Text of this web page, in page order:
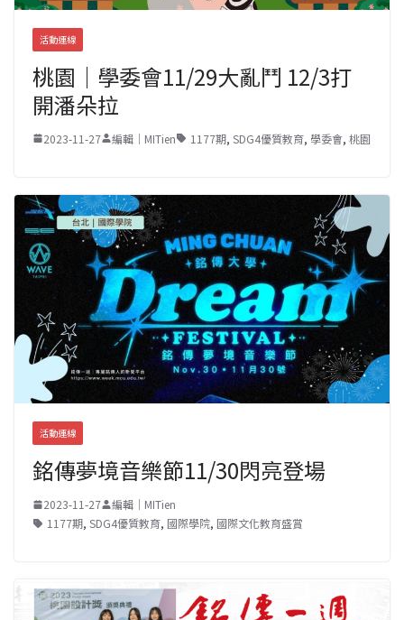
活動連線
桃園｜學委會11/29大亂鬥 12/3打
開潘朵拉
2023-11-27 編輯｜MITien 1177期, SDG4優質教育, 學委會, 桃園
活動連線
銘傳夢境音樂節11/30閃亮登場
2023-11-27
編輯｜MITien
1177期, SDG4優質教育, 國際學院, 國際文化教育盛賞